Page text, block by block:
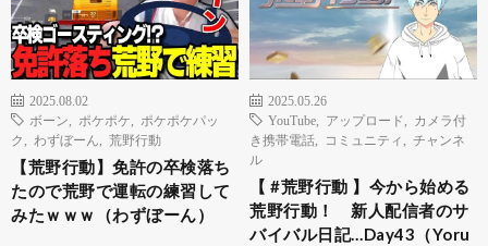
2025.08.02
ボーン
ポケポケ
ポケポケパッ
ク
わずぼーん 荒野行動
【荒野行動】免許の卒検落ち
たので荒野で運転の練習して
みたｗｗｗ（わずぼーん）
2025.05.26
YouTube
アップロード
カメラ付
き携帯電話
コミュニティ
チャンネ
ル
【 #荒野行動 】今から始める
荒野行動！ 新人配信者のサ
バイバル日記…Day43（Yoru